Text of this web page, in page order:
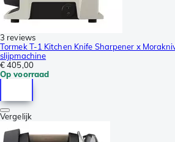
3 reviews
Tormek T-1 Kitchen Knife Sharpener x
slijpmachine
€ 405,00
Op voorraad
Vergelijk